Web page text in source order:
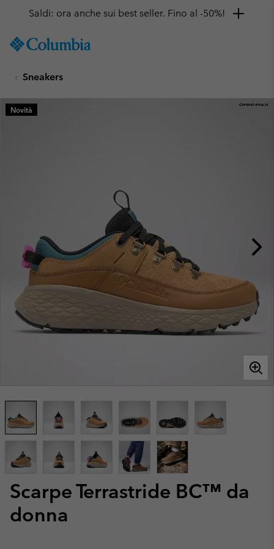
TO
SKIP
MAIN
NAV
Saldi: ora anche sui best seller. Fino al -50%!
Sneakers
Scarpe Terrastride BC™ da
donna
Novità